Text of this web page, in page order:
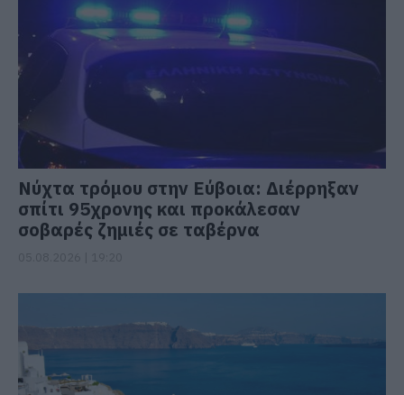
Νύχτα τρόμου στην Εύβοια: Διέρρηξαν
σπίτι 95χρονης και προκάλεσαν
σοβαρές ζημιές σε ταβέρνα